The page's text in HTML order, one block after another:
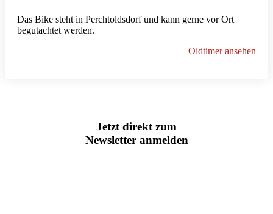
Das Bike steht in Perchtoldsdorf und kann gerne vor Ort
begutachtet werden.
Oldtimer ansehen
Jetzt direkt zum
Newsletter anmelden